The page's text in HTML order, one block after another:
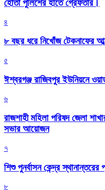
হোতা পুলিশের হাতে গ্রেফতার।
৪
৮ বছর ধরে নিখোঁজ টেকনাফের
৫
ঈশ্বরগঞ্জ রাজিবপুর ইউনিয়নে
৬
রাজশাহী মহিলা পরিষদ জেলা
সভার আয়োজন
৭
শিশু পুনর্বাসন কেন্দ্র স্থানান্তরের
৮